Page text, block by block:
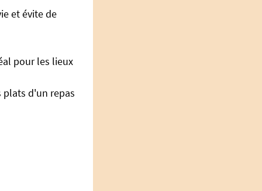
et évite de
pour les lieux
d'un repas